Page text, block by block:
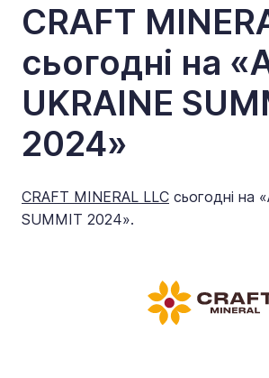
CRAFT
сьогодні на
UKRAINE
2024»
CRAFT MINERAL LLC сьогодні на
SUMMIT 2024».